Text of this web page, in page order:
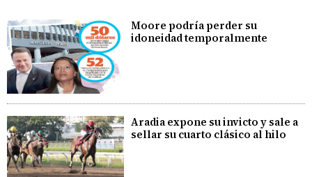
Moore podría perder su
idoneidad temporalmente
Aradia expone su invicto y sale a
sellar su cuarto clásico al hilo